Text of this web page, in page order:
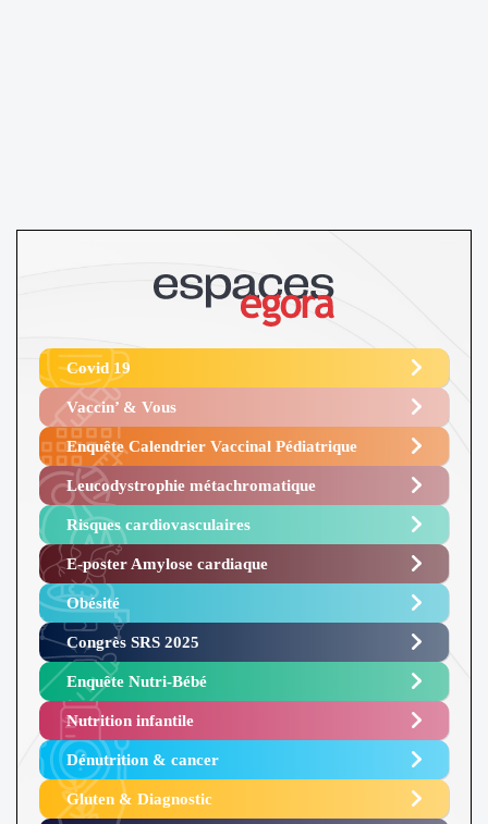
Covid 19
Vaccin’ & Vous
Enquête Calendrier Vaccinal Pédiatrique
Leucodystrophie métachromatique
Risques cardiovasculaires
E-poster Amylose cardiaque ​
Obésité ​
Congrès SRS 2025 ​
Enquête Nutri-Bébé ​
Nutrition infantile
Dénutrition & cancer
Gluten & Diagnostic